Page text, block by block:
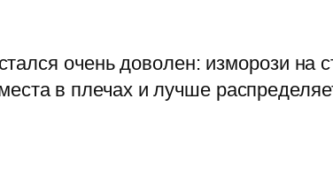
очень доволен: изморози на
в плечах и лучше